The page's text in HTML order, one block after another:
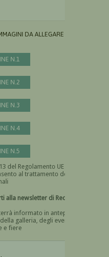
DA ALLEGARE AL
N.1
N.2
N.3
N.4
N.5
del Regolamento UE n.
dei
Devi dare il consenso
newsletter di Recta
informato in anteprima
galleria, degli eventi
e fiere